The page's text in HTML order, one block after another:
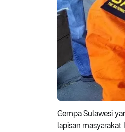
Gempa Sulawesi
lapisan masyarakat